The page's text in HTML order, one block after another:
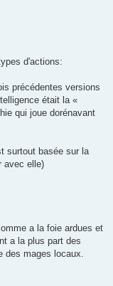
d'actions:
précédentes versions
était la «
qui joue dorénavant
surtout basée sur la
avec elle)
a la foie ardues et
a la plus part des
des mages locaux.